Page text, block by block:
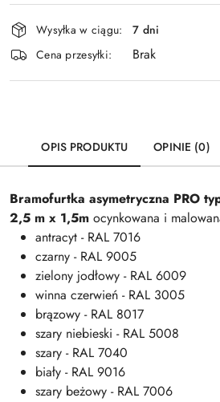
Dostępność
i
dostawa
Wysyłka w ciągu:
7 dni
Cena przesyłki:
Brak
OPIS PRODUKTU OPINIE (0)
Bramofurtka asymetryczna PRO
2,5 m x 1,5m ocynkowana i
antracyt - RAL 7016
czarny - RAL 9005
zielony jodłowy - RAL 6009
winna czerwień - RAL 3005
brązowy - RAL 8017
szary niebieski - RAL 5008
szary - RAL 7040
biały - RAL 9016
szary beżowy - RAL 7006